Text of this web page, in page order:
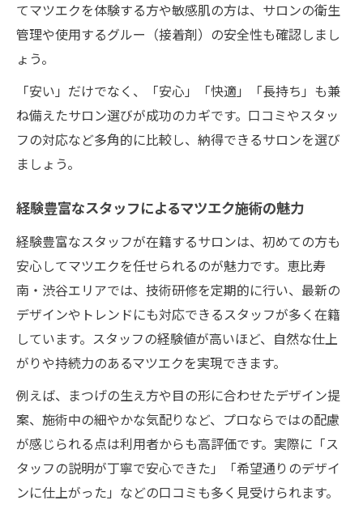
てマツエクを体験する方や敏感肌の方は、サロンの衛生
管理や使用するグルー（接着剤）の安全性も確認しまし
ょう。
「安い」だけでなく、「安心」「快適」「長持ち」も兼
ね備えたサロン選びが成功のカギです。口コミやスタッ
フの対応など多角的に比較し、納得できるサロンを選び
ましょう。
経験豊富なスタッフによるマツエク施術の魅力
経験豊富なスタッフが在籍するサロンは、初めての方も
安心してマツエクを任せられるのが魅力です。恵比寿
南・渋谷エリアでは、技術研修を定期的に行い、最新の
デザインやトレンドにも対応できるスタッフが多く在籍
しています。スタッフの経験値が高いほど、自然な仕上
がりや持続力のあるマツエクを実現できます。
例えば、まつげの生え方や目の形に合わせたデザイン提
案、施術中の細やかな気配りなど、プロならではの配慮
が感じられる点は利用者からも高評価です。実際に「ス
タッフの説明が丁寧で安心できた」「希望通りのデザイ
ンに仕上がった」などの口コミも多く見受けられます。